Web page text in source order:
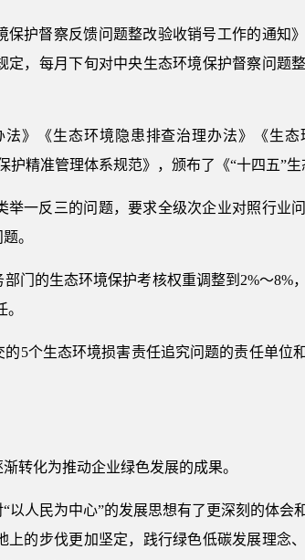
护督察反馈问题整改验收销号工作的通知
，每月下旬对中央生态环境保护督察问题
》《生态环境隐患排查治理办法》《生
精准管理体系规范》，颁布了《“十四五”生
一反三的问题，要求全级次企业对照行业
。
门的生态环境保护考核权重调整到2%～8%
5个生态环境损害责任追究问题的责任单位
转化为推动企业绿色发展的成果。
人民为中心”的发展思想有了更深刻的体会
的步伐更加坚定，践行绿色低碳发展理念